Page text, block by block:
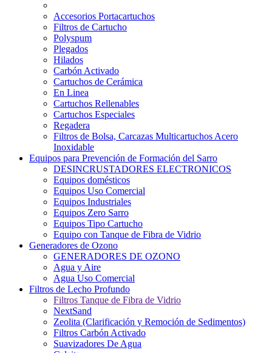
Accesorios Portacartuchos
Filtros de Cartucho
Polyspum
Plegados
Hilados
Carbón Activado
Cartuchos de Cerámica
En Linea
Cartuchos Rellenables
Cartuchos Especiales
Regadera
Filtros de Bolsa, Carcazas Multicartuchos Acero
Inoxidable
Equipos para Prevención de Formación del Sarro
DESINCRUSTADORES ELECTRONICOS
Equipos domésticos
Equipos Uso Comercial
Equipos Industriales
Equipos Zero Sarro
Equipos Tipo Cartucho
Equipo con Tanque de Fibra de Vidrio
Generadores de Ozono
GENERADORES DE OZONO
Agua y Aire
Agua Uso Comercial
Filtros de Lecho Profundo
Filtros Tanque de Fibra de Vidrio
NextSand
Zeolita (Clarificación y Remoción de Sedimentos)
Filtros Carbón Activado
Suavizadores De Agua